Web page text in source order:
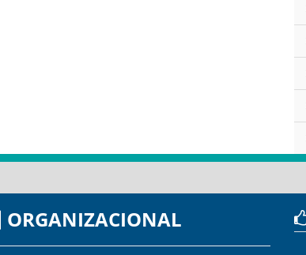
ORGANIZACIONAL